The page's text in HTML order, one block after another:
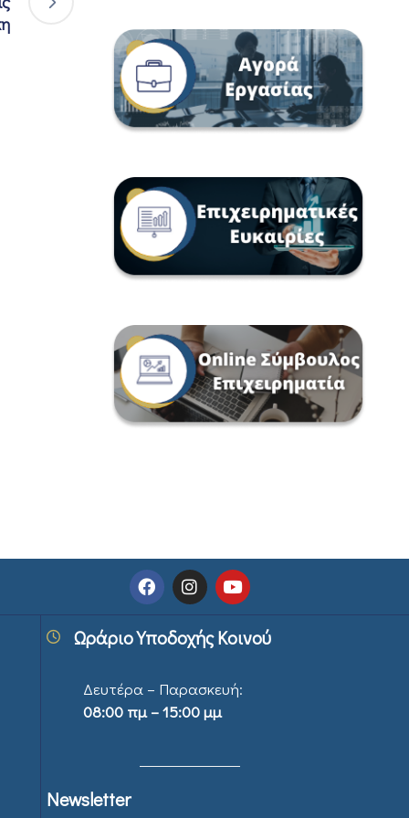
Ωράριο Υποδοχής Κοινού
Δευτέρα – Παρασκευή:
08:00 πμ – 15:00 μμ
Newsletter